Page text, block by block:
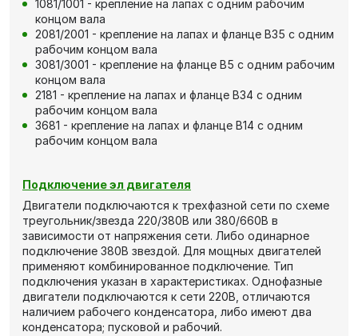
1081/1001 - крепление на лапах с одним рабочим
концом вала
2081/2001 - крепление на лапах и фланце В35 с одним
рабочим концом вала
3081/3001 - крепление на фланце В5 с одним рабочим
концом вала
2181 - крепление на лапах и фланце В34 с одним
рабочим концом вала
3681 - крепление на лапах и фланце В14 с одним
рабочим концом вала
Подключение эл двигателя
Двигатели подключаются к трехфазной сети по схеме
треугольник/звезда 220/380В или 380/660В в
зависимости от напряжения сети. Либо одинарное
подключение 380В звездой. Для мощных двигателей
применяют комбинированное подключение. Тип
подключения указан в характеристиках. Однофазные
двигатели подключаются к сети 220В, отличаются
наличием рабочего конденсатора, либо имеют два
конденсатора; пусковой и рабочий.